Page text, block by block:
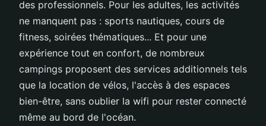
des professionnels. Pour les adultes, les activités
ne manquent pas : sports nautiques, cours de
fitness, soirées thématiques... Et pour une
expérience tout en confort, de nombreux
campings proposent des services additionnels tels
que la location de vélos, l'accès à des espaces
bien-être, sans oublier la wifi pour rester connecté
même au bord de l'océan.